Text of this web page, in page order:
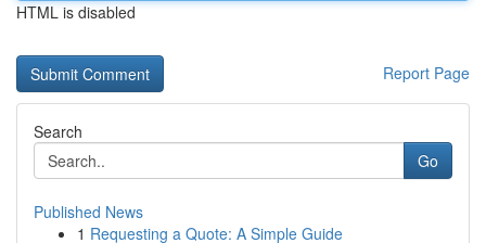
HTML is disabled
Report Page
Search
Go
Published News
1 Requesting a Quote: A Simple Guide